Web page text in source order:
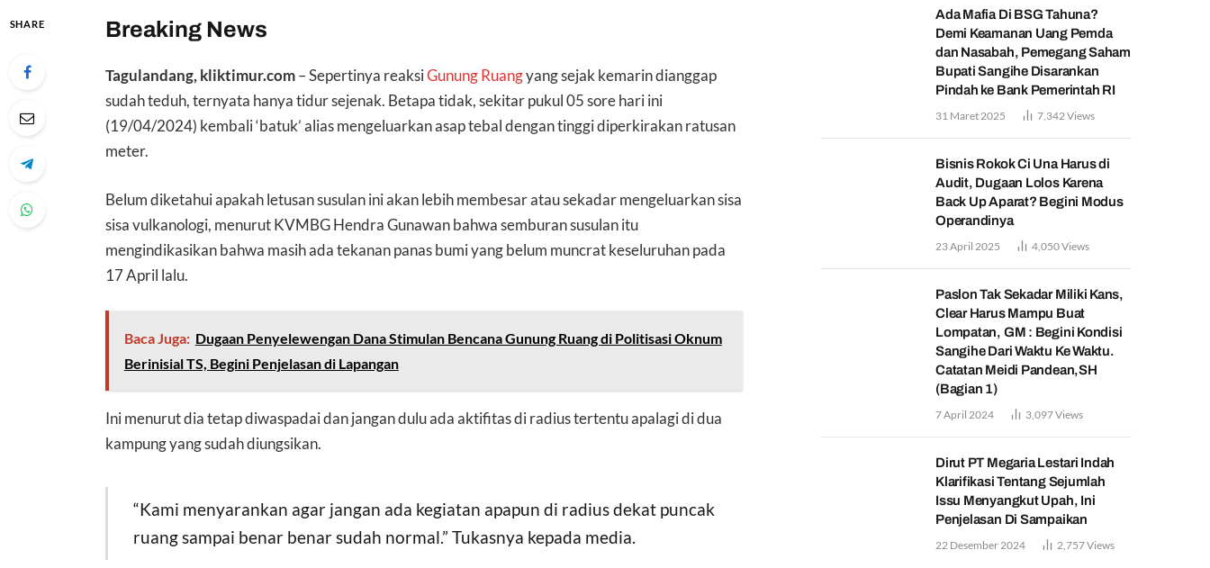
SHARE Breaking News
Tagulandang, kliktimur.com – Sepertinya reaksiGunung Ruangyang sejak kemarin dianggap
sudah teduh, ternyata hanya tidur sejenak. Betapa tidak, sekitar pukul 05 sore hari ini
(19/04/2024) kembali ‘batuk’ alias mengeluarkan asap tebal dengan tinggi diperkirakan ratusan
meter.
Belum diketahui apakah letusan susulan ini akan lebih membesar atau sekadar mengeluarkan sisa
sisa vulkanologi, menurut KVMBG Hendra Gunawan bahwa semburan susulan itu
mengindikasikan bahwa masih ada tekanan panas bumi yang belum muncrat keseluruhan pada
17 April lalu.
Baca Juga: Dugaan Penyelewengan Dana Stimulan Bencana Gunung Ruang di Politisasi Oknum
Berinisial TS, Begini Penjelasan di Lapangan
Ini menurut dia tetap diwaspadai dan jangan dulu ada aktifitas di radius tertentu apalagi di dua
kampung yang sudah diungsikan.
“Kami menyarankan agar jangan ada kegiatan apapun di radius dekat puncak
ruang sampai benar benar sudah normal.” Tukasnya kepada media.
Ada Mafia Di BSG Tahuna?
Demi Keamanan Uang Pemda
dan Nasabah, Pemegang Saham
Bupati Sangihe Disarankan
Pindah ke Bank Pemerintah RI
31 Maret 2025 7,342 Views
Bisnis Rokok Ci Una Harus di
Audit, Dugaan Lolos Karena
Back Up Aparat? Begini Modus
Operandinya
23 April 2025 4,050Views
Paslon Tak Sekadar Miliki Kans,
Clear Harus Mampu Buat
Lompatan, GM : Begini Kondisi
Sangihe Dari Waktu Ke Waktu.
Catatan Meidi Pandean,SH
(Bagian 1)
7 April 2024 3,097Views
Dirut PT Megaria Lestari Indah
Klarifikasi Tentang Sejumlah
Issu Menyangkut Upah, Ini
Penjelasan Di Sampaikan
22 Desember 2024 2,757Views